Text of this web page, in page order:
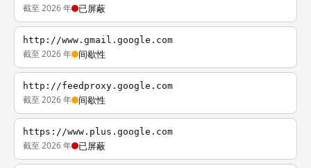
截至 2026 年 已屏蔽
http://www.gmail.google.com
截至 2026 年 间歇性
http://feedproxy.google.com
截至 2026 年 间歇性
https://www.plus.google.com
截至 2026 年 已屏蔽